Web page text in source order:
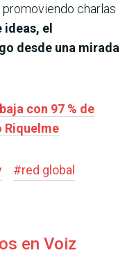
charlas
ideas, el
desde una mirada
con 97 % de
Riquelme
#red global
en Voiz